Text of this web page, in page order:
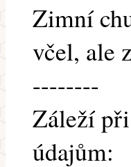
Zimní
včel, ale
--------
Záleží
údajům: